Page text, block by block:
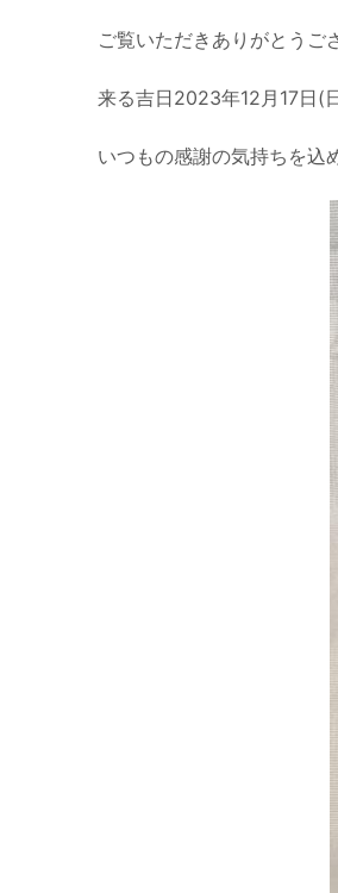
ご覧いただきありがとうご
来る吉日2023年12月17日(
いつもの感謝の気持ちを込